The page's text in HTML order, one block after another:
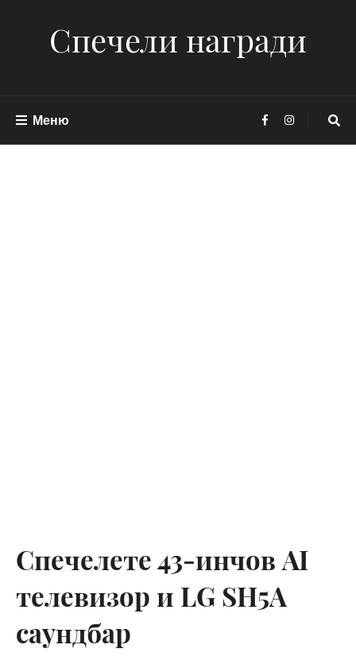
Спечели награди
Меню
Спечелете 43-инчов AI
телевизор и LG SH5A
саундбар